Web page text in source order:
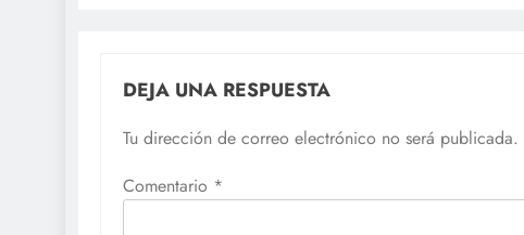
DEJA UNA RESPUESTA
Tu dirección de correo electrónico no será publicada.
Comentario *